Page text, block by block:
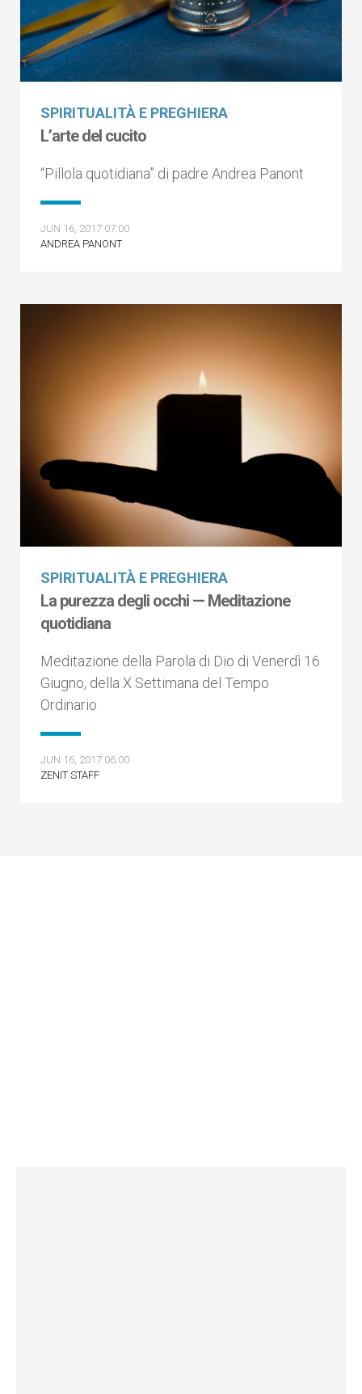
SPIRITUALITÀ E PREGHIERA
L’arte del cucito
“Pillola quotidiana” di padre Andrea Panont
JUN 16, 2017 07:00
ANDREA PANONT
SPIRITUALITÀ E PREGHIERA
La purezza degli occhi — Meditazione
quotidiana
Meditazione della Parola di Dio di Venerdì 16
Giugno, della X Settimana del Tempo
Ordinario
JUN 16, 2017 06:00
ZENIT STAFF